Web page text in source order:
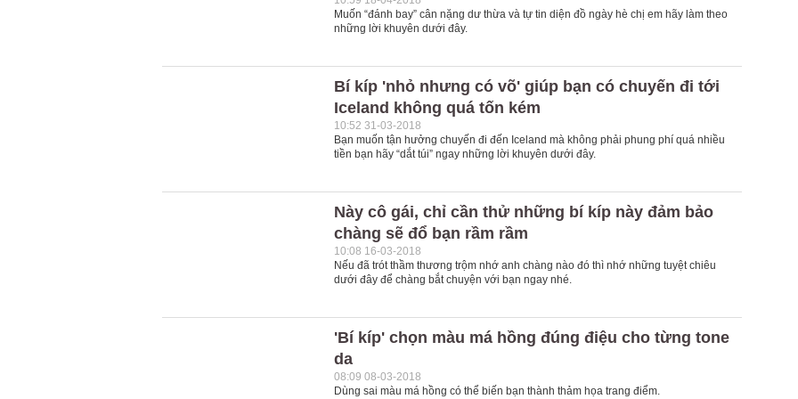
Muốn “đánh bay” cân nặng dư thừa và tự tin diện đồ ngày hè chị em hãy làm theo
những lời khuyên dưới đây.
Bí kíp 'nhỏ nhưng có võ' giúp bạn có chuyến đi tới
Iceland không quá tốn kém
10:52 31-03-2018
Bạn muốn tận hưởng chuyến đi đến Iceland mà không phải phung phí quá nhiều
tiền bạn hãy “dắt túi” ngay những lời khuyên dưới đây.
Này cô gái, chỉ cần thử những bí kíp này đảm bảo
chàng sẽ đổ bạn rầm rầm
10:08 16-03-2018
Nếu đã trót thầm thương trộm nhớ anh chàng nào đó thì nhớ những tuyệt chiêu
dưới đây để chàng bắt chuyện với bạn ngay nhé.
'Bí kíp' chọn màu má hồng đúng điệu cho từng tone
da
08:09 08-03-2018
Dùng sai màu má hồng có thể biến bạn thành thảm họa trang điểm.